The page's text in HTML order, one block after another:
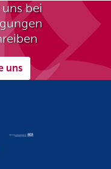
bei
uns